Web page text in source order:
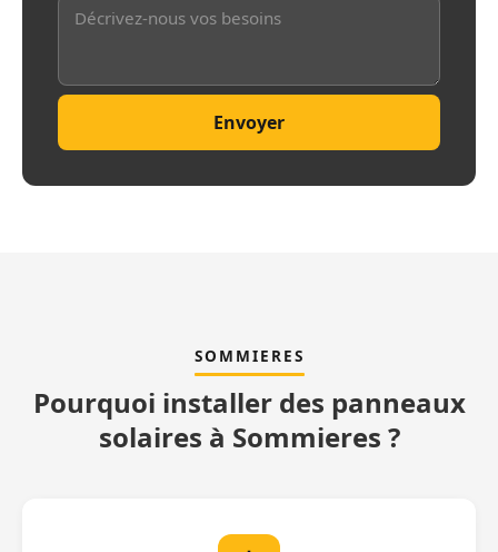
Envoyer
SOMMIERES
Pourquoi installer des panneaux
solaires à Sommieres ?